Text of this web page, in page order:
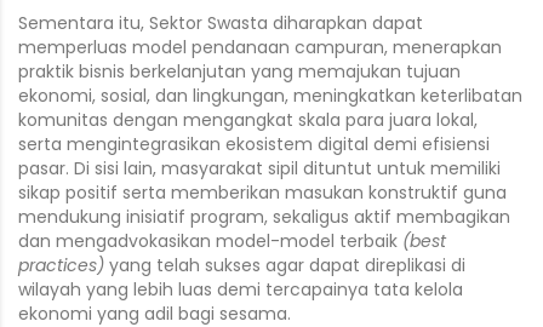
Sementara itu, Sektor Swasta diharapkan dapat
memperluas model pendanaan campuran, menerapkan
praktik bisnis berkelanjutan yang memajukan tujuan
ekonomi, sosial, dan lingkungan, meningkatkan keterlibatan
komunitas dengan mengangkat skala para juara lokal,
serta mengintegrasikan ekosistem digital demi efisiensi
pasar. Di sisi lain, masyarakat sipil dituntut untuk memiliki
sikap positif serta memberikan masukan konstruktif guna
mendukung inisiatif program, sekaligus aktif membagikan
dan mengadvokasikan model-model terbaik (best
practices) yang telah sukses agar dapat direplikasi di
wilayah yang lebih luas demi tercapainya tata kelola
ekonomi yang adil bagi sesama.